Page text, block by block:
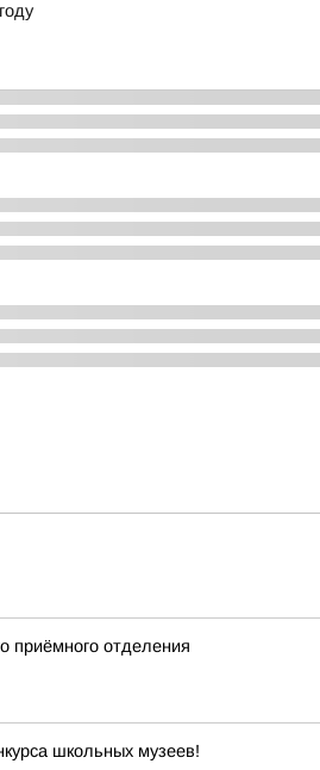
приёмного отделения
школьных музеев!